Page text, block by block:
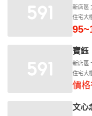
新店區
住宅大
寶鈺
新店區
住宅大
價
文心